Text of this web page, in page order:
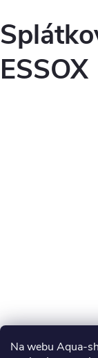
Na webu Aqua-
ESSOX